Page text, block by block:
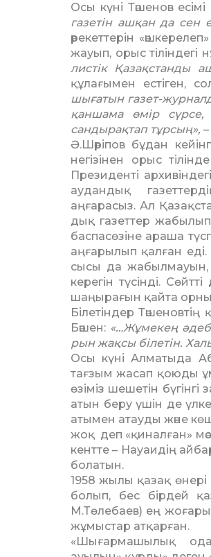
Осы күні Тәшенов
газетін ашқан да сен
әрекеттерін
жауып, орыс тілін­дегі
листік Қазақстанды
құлағымен естіген,
шығатын газет-
қан­шама өмір
сандырақтап тұрсың»,
Ә.Шәріпов бұдан
негізінен орыс
Президенті
аудандық
аңғарасыз. Ал
дық газеттер
баспасөзіне араша
аң­­ғарылып қалған
сысы да жабылмауын,
керегін түсінді.
шаңыра­ғын қайта
Білетіндер
Бәшен: «…Жұ­­ме­кең
рын жақсы білетін.
Осы күні Алматыда
тағзым жасап қоюды
өзіміз шешетін
атын беру үшін де
атымен атауды және
жоқ деп «қинал­ған»
кентте – Науаидің
болатын.
1958 жылы қазақ өнері
болып, бес бірдей
М.Төлебаев) ең
жұмыстар атқар­ған.
«Шығармашылық